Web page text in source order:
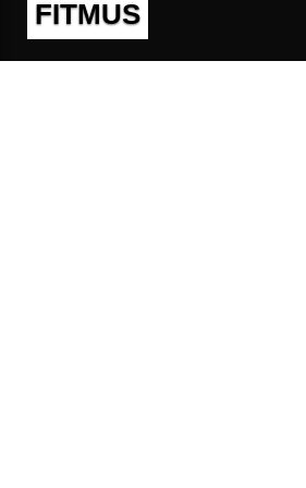
FITMUS